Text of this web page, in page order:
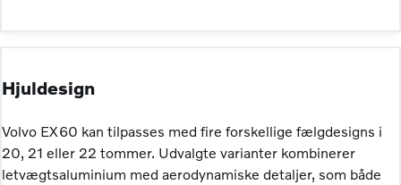
Hjuldesign
Volvo EX60 kan tilpasses med fire forskellige fælgdesigns i
20, 21 eller 22 tommer. Udvalgte varianter kombinerer
letvægtsaluminium med aerodynamiske detaljer, som både